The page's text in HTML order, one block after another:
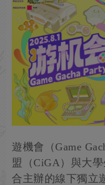
遊機會（Game
盟（CiGA）與大
合主辦的線下獨立